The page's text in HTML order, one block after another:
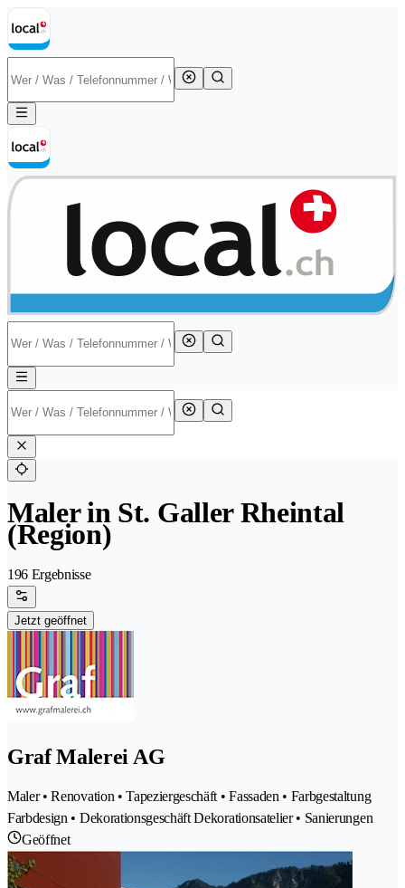
Maler in St. Galler Rheintal
(Region)
196 Ergebnisse
Jetzt geöffnet
Graf Malerei AG
Maler • Renovation • Tapeziergeschäft • Fassaden • Farbgestaltung
Farbdesign • Dekorationsgeschäft Dekorationsatelier • Sanierungen
Geöffnet